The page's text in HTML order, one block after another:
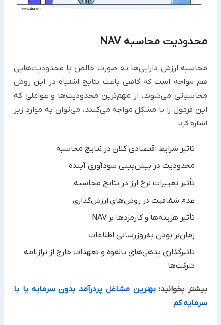
محدودیت محاسبه NAV
محاسبه ارزش دارایی‌ها به صورت خالص با محدودیت‌هایی
هم مواجه است که گاهی باعث نتایج اشتباه در این روش
محاسباتی می‌شوند. از مهم‌ترین محدودیت‌ها و عواملی که
این فرمول را با مشکل مواجه می‌کنند، می‌توان به موارد زیر
اشاره کرد:
تاثیر شرایط اقتصادی کلان در نتایج محاسبه
محدودیت در پیش‌بینی سودآوری آینده
تأثیر تغییرات نرخ ارز در نتایج محاسبه
عدم شفافیت در روش‌های ارزش‌گذاری
تأثیر هزینه‌ها و کارمزدها بر NAV
زمان‌بر بودن به‌روزرسانی اطلاعات
تاثیرگذاری بدهی‌های بالقوه و تعهدات خارج از ترازنامه
شرکت‌ها
بیشتر بخوانید:بهترین مشاغل پردرآمد بدون سرمایه یا با
سرمایه کم